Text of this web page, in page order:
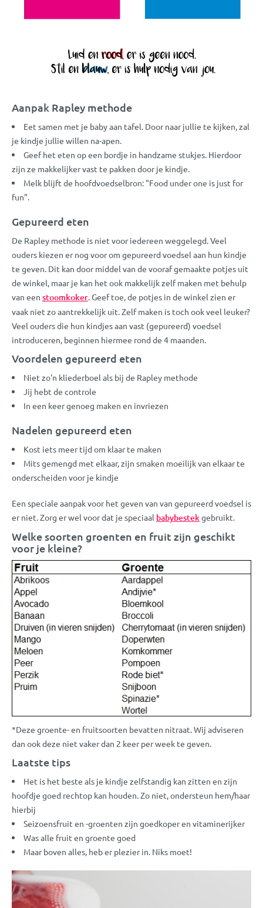
Aanpak Rapley methode
Eet samen met je baby aan tafel. Door naar jullie te kijken, zal
je kindje jullie willen na-apen.
Geef het eten op een bordje in handzame stukjes. Hierdoor
zijn ze makkelijker vast te pakken door je kindje.
Melk blijft de hoofdvoedselbron: "Food under one is just for
fun".
Gepureerd eten
De Rapley methode is niet voor iedereen weggelegd. Veel
ouders kiezen er nog voor om gepureerd voedsel aan hun kindje
te geven. Dit kan door middel van de vooraf gemaakte potjes uit
de winkel, maar je kan het ook makkelijk zelf maken met behulp
van een stoomkoker. Geef toe, de potjes in de winkel zien er
vaak niet zo aantrekkelijk uit. Zelf maken is toch ook veel leuker?
Veel ouders die hun kindjes aan vast (gepureerd) voedsel
introduceren, beginnen hiermee rond de 4 maanden.
Voordelen gepureerd eten
Niet zo'n kliederboel als bij de Rapley methode
Jij hebt de controle
In een keer genoeg maken en invriezen
Nadelen gepureerd eten
Kost iets meer tijd om klaar te maken
Mits gemengd met elkaar, zijn smaken moeilijk van elkaar te
onderscheiden voor je kindje
Een speciale aanpak voor het geven van van gepureerd voedsel is
er niet. Zorg er wel voor dat je speciaal babybestek gebruikt.
Welke soorten groenten en fruit zijn geschikt
voor je kleine?
*Deze groente- en fruitsoorten bevatten nitraat. Wij adviseren
dan ook deze niet vaker dan 2 keer per week te geven.
Laatste tips
Het is het beste als je kindje zelfstandig kan zitten en zijn
hoofdje goed rechtop kan houden. Zo niet, ondersteun hem/haar
hierbij
Seizoensfruit en -groenten zijn goedkoper en vitaminerijker
Was alle fruit en groente goed
Maar boven alles, heb er plezier in. Niks moet!